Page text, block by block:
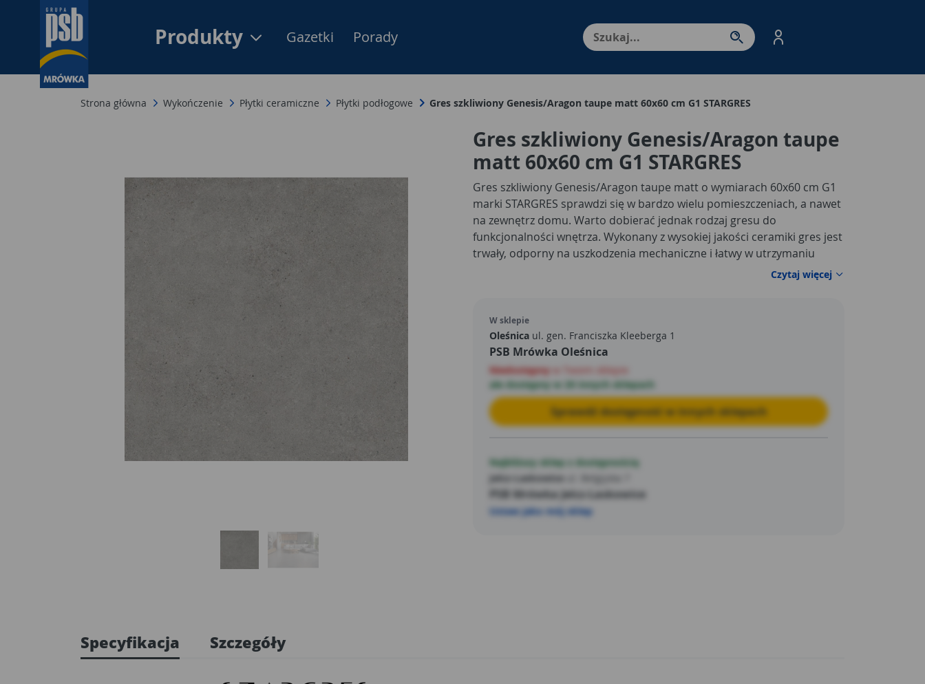
Produkty Menu Produktów, nawigacja: Enter - przejdź do strony produktów. Spacja – otwórz/
Gazetki Porady
Strona główna Wykończenie Płytki ceramiczne Płytki podłogowe Gres szkliwiony Genesis/Aragon taupe matt 60x60 cm G1 STARGRES
Gres szkliwiony Genesis/Aragon taupe
matt 60x60 cm G1 STARGRES
Gres szkliwiony Genesis/Aragon taupe matt o wymiarach 60x60 cm G1
marki STARGRES sprawdzi się w bardzo wielu pomieszczeniach, a nawet
na zewnętrz domu. Warto dobierać jednak rodzaj gresu do
funkcjonalności wnętrza. Wykonany z wysokiej jakości ceramiki gres jest
trwały, odporny na uszkodzenia mechaniczne i łatwy w utrzymaniu
pasuje do każdej aranżacji
powstawanie nieestetycznych, trudnych do usunięcia plam. Brzegi
płytek są ścięte w taki sposób, aby poszczególne płytki miały dokładnie
taki sam kształt. Mogą różnić się zaledwie o dwa milimetry, dzięki czemu
łatwiej jest je układać, ale też lepiej prezentują się po zamocowaniu.
Czytaj więcej
W sklepie
Oleśnica ul. gen. Franciszka Kleeberga 1
PSB Mrówka Oleśnica
Niedostępny w Twoim sklepie
ale dostępny w 20 innych sklepach
Sprawdź dostępność w innych sklepach
Najbliższy sklep z dostępnością
Jelcz-Laskowice
PSB Mrówka Jelcz-Laskowice
Ustaw jako mój sklep
Specyfikacja Szczegóły